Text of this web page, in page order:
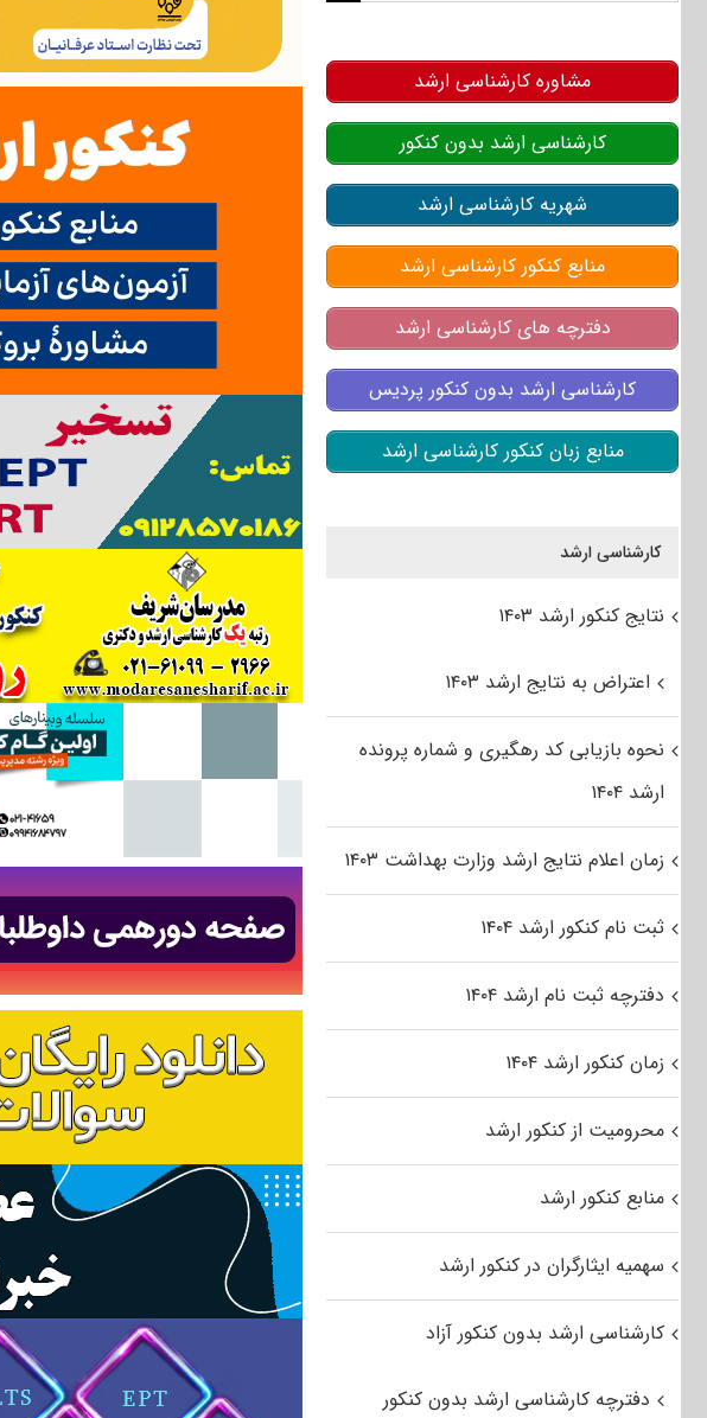
مشاوره کارشناسی ارشد
کارشناسی ارشد بدون کنکور
شهریه کارشناسی ارشد
منابع کنکور کارشناسی ارشد
دفترچه های کارشناسی ارشد
کارشناسی ارشد بدون کنکور پردیس
منابع زبان کنکور کارشناسی ارشد
کارشناسی ارشد
نتایج کنکور ارشد ۱۴۰۳
اعتراض به نتایج ارشد ۱۴۰۳
نحوه بازیابی کد رهگیری و شماره پرونده
ارشد ۱۴۰۴
زمان اعلام نتایج ارشد وزارت بهداشت ۱۴۰۳
ثبت نام کنکور ارشد ۱۴۰۴
دفترچه ثبت نام ارشد ۱۴۰۴
زمان کنکور ارشد ۱۴۰۴
محرومیت از کنکور ارشد
منابع کنکور ارشد
سهمیه ایثارگران در کنکور ارشد
کارشناسی ارشد بدون کنکور آزاد
دفترچه کارشناسی ارشد بدون کنکور